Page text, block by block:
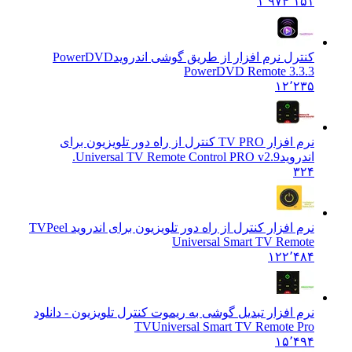
کنترل نرم افزار از طریق گوشی اندروید PowerDVD
PowerDVD Remote 3.3.3
۱۲٬۲۳۵
نرم افزار TV PRO کنترل از راه دور تلویزیون برای
Universal TV Remote Control PRO v2.9.
نرم افزار کنترل از راه دور تلویزیون برای اندروید TV Peel
Universal Smart TV Remote
۱۲۲٬۴۸۴
نرم افزار تبدیل گوشی به ریموت کنترل تلویزیون - دانلود
TVUniversal Smart TV Remote Pro
۱۵٬۴۹۴